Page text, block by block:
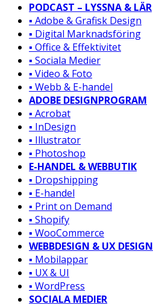
PODCAST – LYSSNA & LÄR
▪️ Adobe & Grafisk Design
▪️ Digital Marknadsföring
▪️ Office & Effektivitet
▪️ Sociala Medier
▪️ Video & Foto
▪️ Webb & E-handel
ADOBE DESIGNPROGRAM
▪️ Acrobat
▪️ InDesign
▪️ Illustrator
▪️ Photoshop
E-HANDEL & WEBBUTIK
▪️ Dropshipping
▪️ E-handel
▪️ Print on Demand
▪️ Shopify
▪️ WooCommerce
WEBBDESIGN & UX DESIGN
▪️ Mobilappar
▪️ UX & UI
▪️ WordPress
SOCIALA MEDIER